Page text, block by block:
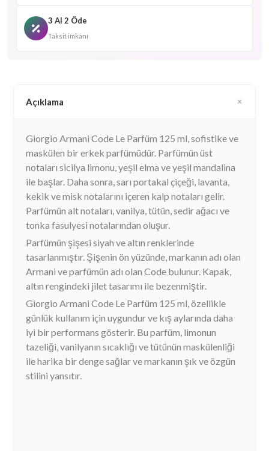
3 Al 2 Öde
Taksit imkanı
Açıklama
Giorgio Armani Code Le Parfüm 125 ml, sofistike ve
maskülen bir erkek parfümüdür. Parfümün üst
notaları sicilya limonu, yeşil elma ve yeşil mandalina
ile başlar. Daha sonra, sarı portakal çiçeği, lavanta,
kekik ve misk notalarını içeren kalp notaları gelir.
Parfümün alt notaları, vanilya, tütün, sedir ağacı ve
tonka fasulyesi notalarından oluşur.
Parfümün şişesi siyah ve altın renklerinde
tasarlanmıştır. Şişenin ön yüzünde, markanın adı olan
Armani ve parfümün adı olan Code bulunur. Kapak,
altın rengindeki jilet tasarımı ile bezenmiştir.
Giorgio Armani Code Le Parfüm 125 ml, özellikle
günlük kullanım için uygundur ve kış aylarında daha
iyi bir performans gösterir. Bu parfüm, limonun
tazeliği, vanilyanın sıcaklığı ve tütünün maskülenliği
ile harika bir denge sağlar ve markanın şık ve özgün
stilini yansıtır.